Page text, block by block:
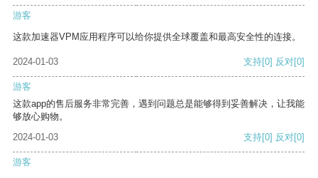
游客
这款加速器VPM应用程序可以给你提供全球覆盖和最高安全性的连接。
2024-01-03 支持[0] 反对[0]
游客
这款app的售后服务非常完善，遇到问题总是能够得到妥善解决，让我能
够放心购物。
2024-01-03
支持[0] 反对[0]
游客